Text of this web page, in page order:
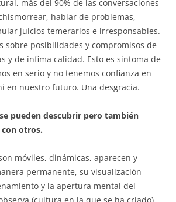
más del 90% de las conversaciones
hablar de problemas,
juicios temerarios e irresponsables.
sobre posibilidades y compromisos de
y de ínfima calidad. Esto es síntoma de
en serio y no tenemos confianza en
en nuestro futuro. Una desgracia.
pueden descubrir pero también
otros.
móviles, dinámicas, aparecen y
permanente, su visualización
y la apertura mental del